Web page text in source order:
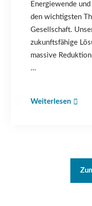
Energiewende
den wichtigsten
Gesellschaft.
zukunftsfähige
massive
…
Weiterlesen